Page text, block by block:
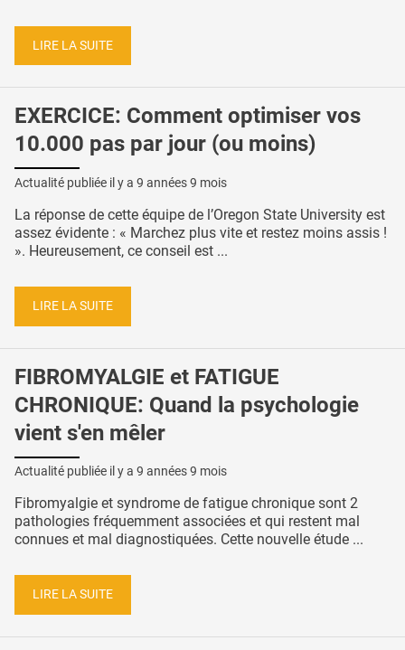
LIRE LA SUITE
EXERCICE: Comment optimiser vos
10.000 pas par jour (ou moins)
Actualité publiée il y a 9 années 9 mois
La réponse de cette équipe de l’Oregon State University est
assez évidente : « Marchez plus vite et restez moins assis !
». Heureusement, ce conseil est ...
LIRE LA SUITE
FIBROMYALGIE et FATIGUE
CHRONIQUE: Quand la psychologie
vient s'en mêler
Actualité publiée il y a 9 années 9 mois
Fibromyalgie et syndrome de fatigue chronique sont 2
pathologies fréquemment associées et qui restent mal
connues et mal diagnostiquées. Cette nouvelle étude ...
LIRE LA SUITE